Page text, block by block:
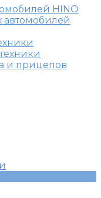
HINO
автомобилей
и прицепов